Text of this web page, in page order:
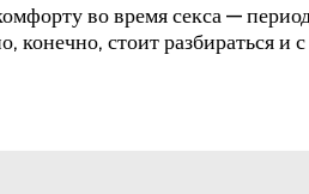
во время секса —
стоит разбираться и